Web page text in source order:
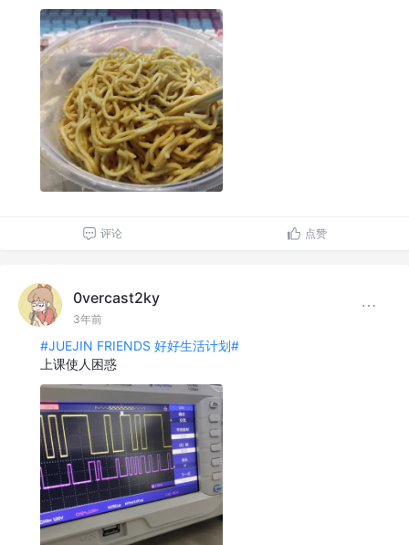
评论 点赞
0vercast2ky
3年前
#JUEJIN FRIENDS 好好生活计划#
上课使人困惑